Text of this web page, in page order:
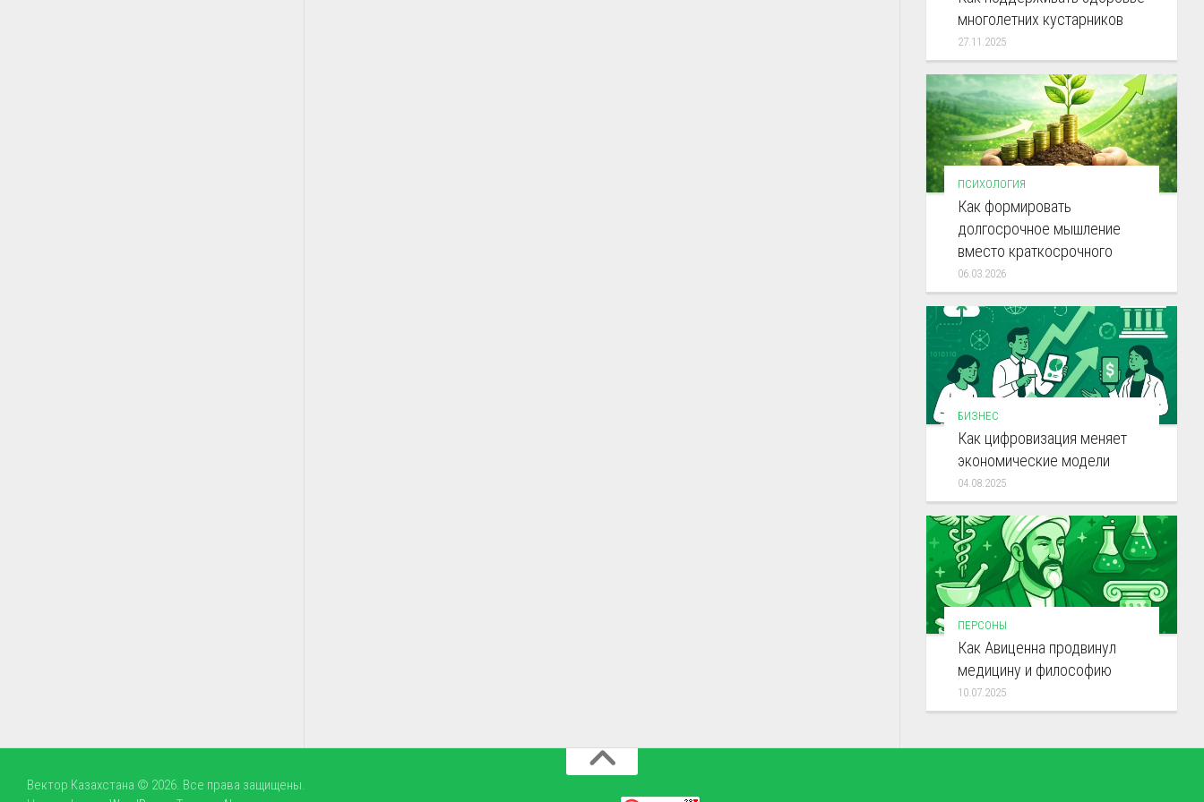
многолетних кустарников
27.11.2025
ПСИХОЛОГИЯ
Как формировать
долгосрочное мышление
вместо краткосрочного
06.03.2026
БИЗНЕС
Как цифровизация меняет
экономические модели
04.08.2025
ПЕРСОНЫ
Как Авиценна продвинул
медицину и философию
10.07.2025
Вектор Казахстана © 2026. Все права защищены.